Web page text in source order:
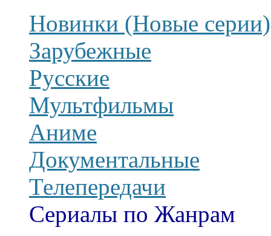
Новинки (Новые серии)
Зарубежные
Русские
Мультфильмы
Аниме
Документальные
Телепередачи
Сериалы по Жанрам